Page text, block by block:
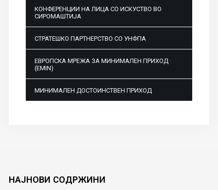
КОНФЕРЕНЦИИ НА ЛИЦА СО ИСКУСТВО ВО
СИРОМАШТИЈА
СТРАТЕШКО ПАРТНЕРСТВО СО УНФПА
ЕВРОПСКА МРЕЖА ЗА МИНИМАЛЕН ПРИХОД
(EMIN)
МИНИМАЛЕН ДОСТОИНСТВЕН ПРИХОД
НАЈНОВИ СОДРЖИНИ